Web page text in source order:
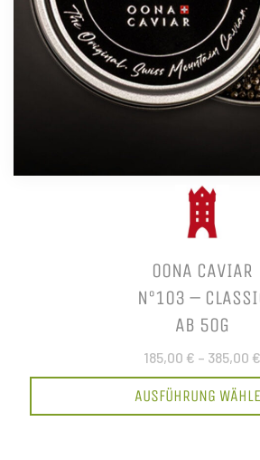
OONA CAVIAR
N°103 –
AB 50G
185,00 € – 385,00 €
AUSFÜHRUNG